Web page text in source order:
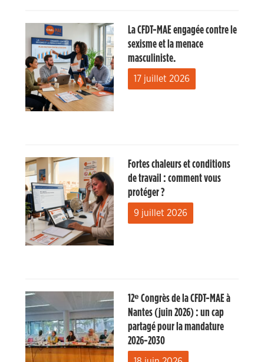
La CFDT-MAE engagée contre le
sexisme et la menace
masculiniste.
17 juillet 2026
Fortes chaleurs et conditions
de travail : comment vous
protéger ?
9 juillet 2026
12ᵉ Congrès de la CFDT-MAE à
Nantes (juin 2026) : un cap
partagé pour la mandature
2026-2030